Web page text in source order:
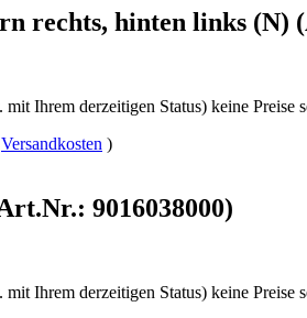
rechts, hinten links (N)
Ihrem derzeitigen Status) keine Preise
Versandkosten )
9016038000)
Ihrem derzeitigen Status) keine Preise